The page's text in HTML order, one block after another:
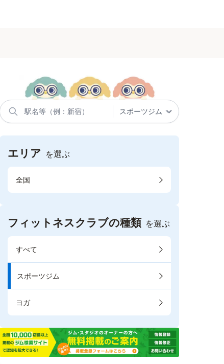
エリア を選ぶ
全国
フィットネスクラブの種類 を選ぶ
すべて
スポーツジム
ヨガ